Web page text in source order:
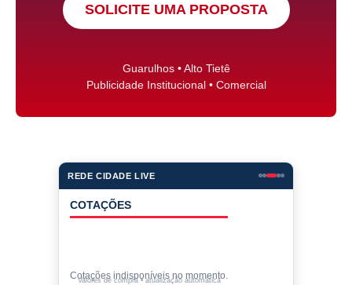
SOLICITE UMA PROPOSTA
Guarulhos • Alto Tietê
Publicidade Institucional • Comercial
REDE CIDADE LIVE
COTAÇÕES
Cotações indisponíveis no momento.
Valores de compra • atualização automática